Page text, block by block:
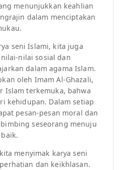
menunjukkan keahlian
dalam menciptakan
seni Islami, kita juga
nilai sosial dan
dalam agama Islam.
oleh Imam Al-Ghazali,
Islam terkemuka, bahwa
kehidupan. Dalam setiap
pesan-pesan moral dan
seseorang menuju
menyimak karya seni
dan keikhlasan.